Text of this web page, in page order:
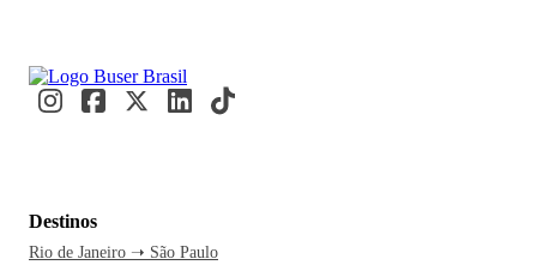
Destinos
Rio de Janeiro ➝ São Paulo